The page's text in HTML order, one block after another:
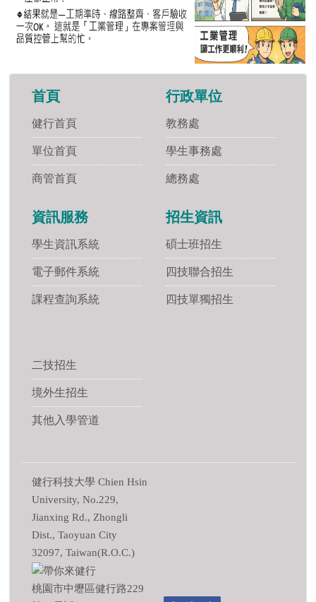
首頁
健行首頁
單位首頁
商管首頁
行政單位
教務處
學生事務處
總務處
資訊服務
學生資訊系統
電子郵件系統
課程查詢系統
招生資訊
碩士班招生
四技聯合招生
四技單獨招生
二技招生
境外生招生
其他入學管道
健行科技大學 Chien Hsin
University, No.229,
Jianxing Rd., Zhongli
Dist., Taoyuan City
32097, Taiwan(R.O.C.)
桃園市中壢區健行路229